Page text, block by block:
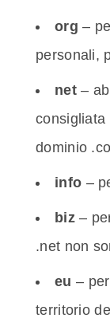
org –
personali,
net–
consigliata
dominio
info –
biz–
.net non
eu –
territorio